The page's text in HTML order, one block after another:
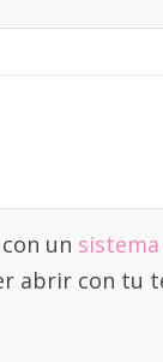
un
abrir con tu